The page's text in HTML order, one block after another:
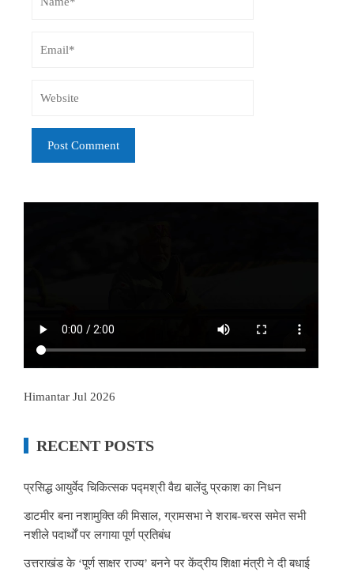
Himantar Jul 2026
RECENT POSTS
प्रसिद्ध आयुर्वेद चिकित्सक पद्मश्री वैद्य बालेंदु प्रकाश का निधन
डाटमीर बना नशामुक्ति की मिसाल, ग्रामसभा ने शराब-चरस समेत सभी
नशीले पदार्थों पर लगाया पूर्ण प्रतिबंध
उत्तराखंड के ‘पूर्ण साक्षर राज्य’ बनने पर केंद्रीय शिक्षा मंत्री ने दी बधाई